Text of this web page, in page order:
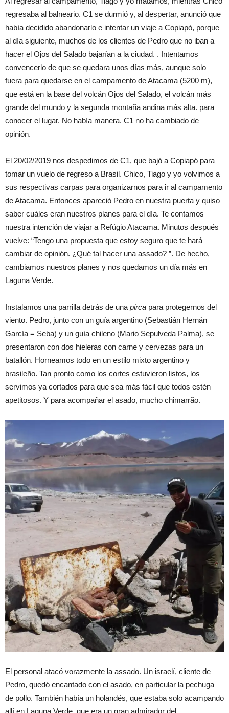
regresaba al balneario. C1 se durmió y, al despertar, anunció que
había decidido abandonarlo e intentar un viaje a Copiapó, porque
al día siguiente, muchos de los clientes de Pedro que no iban a
hacer el Ojos del Salado bajarían a la ciudad. . Intentamos
convencerlo de que se quedara unos días más, aunque solo
fuera para quedarse en el campamento de Atacama (5200 m),
que está en la base del volcán Ojos del Salado, el volcán más
grande del mundo y la segunda montaña andina más alta. para
conocer el lugar. No había manera. C1 no ha cambiado de
opinión.
El 20/02/2019 nos despedimos de C1, que bajó a Copiapó para
tomar un vuelo de regreso a Brasil. Chico, Tiago y yo volvimos a
sus respectivas carpas para organizarnos para ir al campamento
de Atacama. Entonces apareció Pedro en nuestra puerta y quiso
saber cuáles eran nuestros planes para el día. Te contamos
nuestra intención de viajar a Refúgio Atacama. Minutos después
vuelve: “Tengo una propuesta que estoy seguro que te hará
cambiar de opinión. ¿Qué tal hacer una assado? ”. De hecho,
cambiamos nuestros planes y nos quedamos un día más en
Laguna Verde.
Instalamos una parrilla detrás de una pirca para protegernos del
viento. Pedro, junto con un guía argentino (Sebastián Hernán
García = Seba) y un guía chileno (Mario Sepulveda Palma), se
presentaron con dos hieleras con carne y cervezas para un
batallón. Horneamos todo en un estilo mixto argentino y
brasileño. Tan pronto como los cortes estuvieron listos, los
servimos ya cortados para que sea más fácil que todos estén
apetitosos. Y para acompañar el asado, mucho chimarrão.
El personal atacó vorazmente la assado. Un israelí, cliente de
Pedro, quedó encantado con el asado, en particular la pechuga
de pollo. También había un holandés, que estaba solo acampando
allí en Laguna Verde, que era un gran admirador del